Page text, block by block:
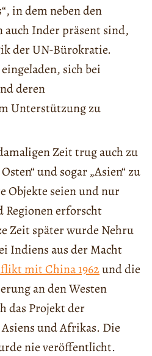
in dem neben den
auch Inder präsent sind,
der UN-Bürokratie.
sich bei
deren
Unterstützung zu
Zeit trug auch zu
und sogar „Asien“ zu
Objekte seien und nur
Regionen erforscht
Zeit später wurde Nehru
Indiens aus der Macht
mit China 1962und die
an den Westen
das Projekt der
und Afrikas. Die
nie veröffentlicht.